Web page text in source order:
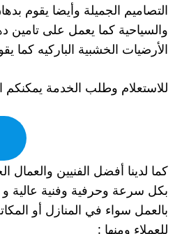
التصاميم الجميلة وأيضا يقوم
والسياحية كما يعمل على تامين
الأرضيات الخشبية الباركيه
للاستعلام وطلب الخدمة يمكنكم
كما لدينا أفضل الفنيين
بكل سرعة وحرفية وفنية عالية
بالعمل سواء في المنازل أو
للعملاء ومنها :